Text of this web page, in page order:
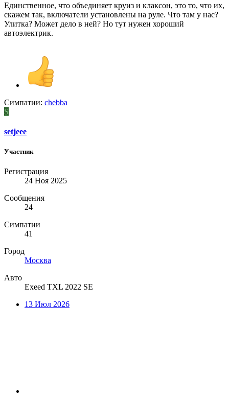
Единственное, что объединяет круиз и клаксон, это то, что их,
скажем так, включатели установлены на руле. Что там у нас?
Улитка? Может дело в ней? Но тут нужен хороший
автоэлектрик.
Симпатии: chebba
S
setjeee
Участник
Регистрация
24 Ноя 2025
Сообщения
24
Симпатии
41
Город
Москва
Авто
Exeed TXL 2022 SE
13 Июл 2026